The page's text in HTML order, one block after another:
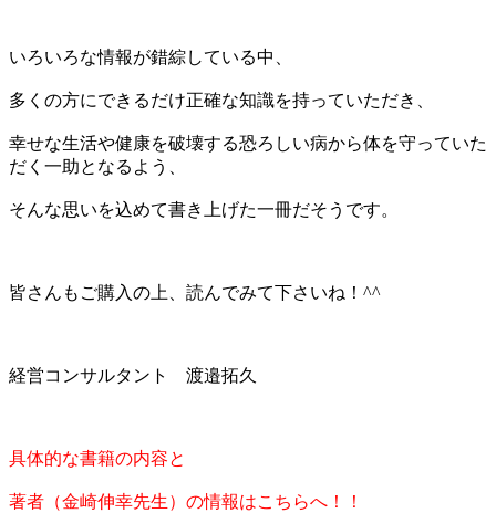
いろいろな情報が錯綜している中、
多くの方にできるだけ正確な知識を持っていただき、
幸せな生活や健康を破壊する恐ろしい病から体を守っていた
だく一助となるよう、
そんな思いを込めて書き上げた一冊だそうです。
皆さんもご購入の上、読んでみて下さいね！^^
経営コンサルタント 渡邉拓久
具体的な書籍の内容と
著者（金崎伸幸先生）の情報はこちらへ！！